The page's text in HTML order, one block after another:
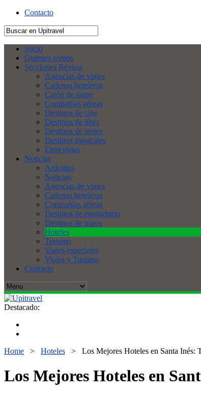
Contacto
Inicio
Quienes somos
Secciones Revista
Agencias de viajes
Cadenas hoteleras
Cajón de sastre
Compañías aéreas
Destinos de cine
Destinos de libro
Destinos de series
Destinos musicales
Entrevistas
Noticias
Artículos
Noticias
Agencias de viajes
Cadenas hoteleras
Compañías aéreas
Destinos de enoturismo
Destinos de playa
Hoteles
Turismo
Viajes especiales
Viajes y Turismo
Contacto
Destacado:
Home > Hoteles > Los Mejores Hoteles en Santa Inés:
Los Mejores Hoteles en